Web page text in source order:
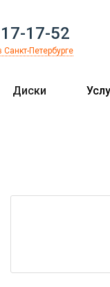
17-52
Петербурге
Диски